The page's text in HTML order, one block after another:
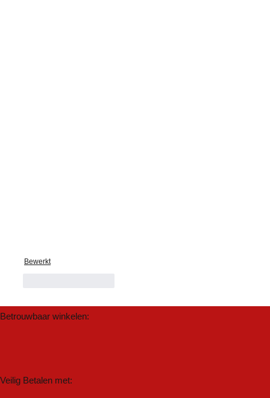
Bewerkt
Veilig Betalen met:
Betrouwbaar winkelen: